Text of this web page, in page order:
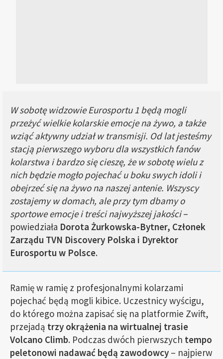
W sobotę widzowie Eurosportu 1 będą mogli
przeżyć wielkie kolarskie emocje na żywo, a także
wziąć aktywny udział w transmisji. Od lat jesteśmy
stacją pierwszego wyboru dla wszystkich fanów
kolarstwa i bardzo się cieszę, że w sobotę wielu z
nich będzie mogło pojechać u boku swych idoli i
obejrzeć się na żywo na naszej antenie. Wszyscy
zostajemy w domach, ale przy tym dbamy o
sportowe emocje i treści najwyższej jakości–
powiedziała Dorota Żurkowska-Bytner, Członek
Zarządu TVN Discovery Polska i Dyrektor
Eurosportu w Polsce.
Ramię w ramię z profesjonalnymi kolarzami
pojechać będą mogli kibice. Uczestnicy wyścigu,
do którego można zapisać się na platformie Zwift,
przejadą trzy okrążenia na wirtualnej trasie
Volcano Climb. Podczas dwóch pierwszych tempo
peletonowi nadawać będą zawodowcy – najpierw